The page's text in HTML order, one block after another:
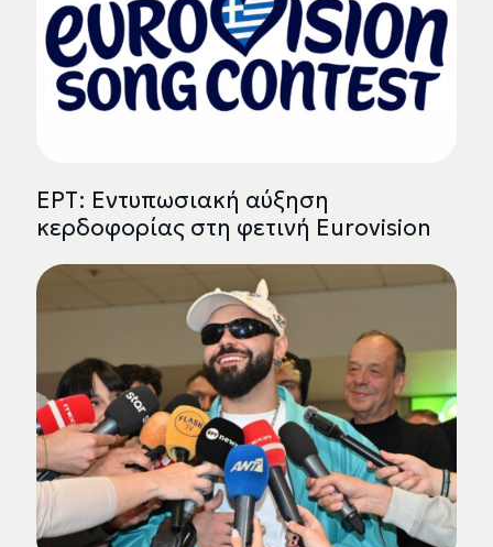
ΕΡΤ: Εντυπωσιακή αύξηση
κερδοφορίας στη φετινή Eurovision